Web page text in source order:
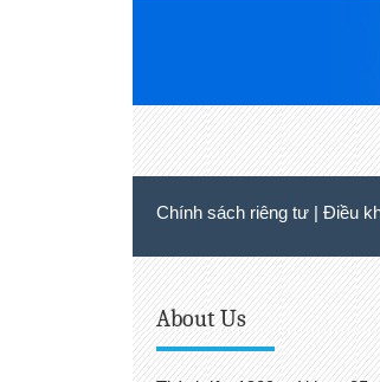
Chính sách riêng tư | Điều
About Us